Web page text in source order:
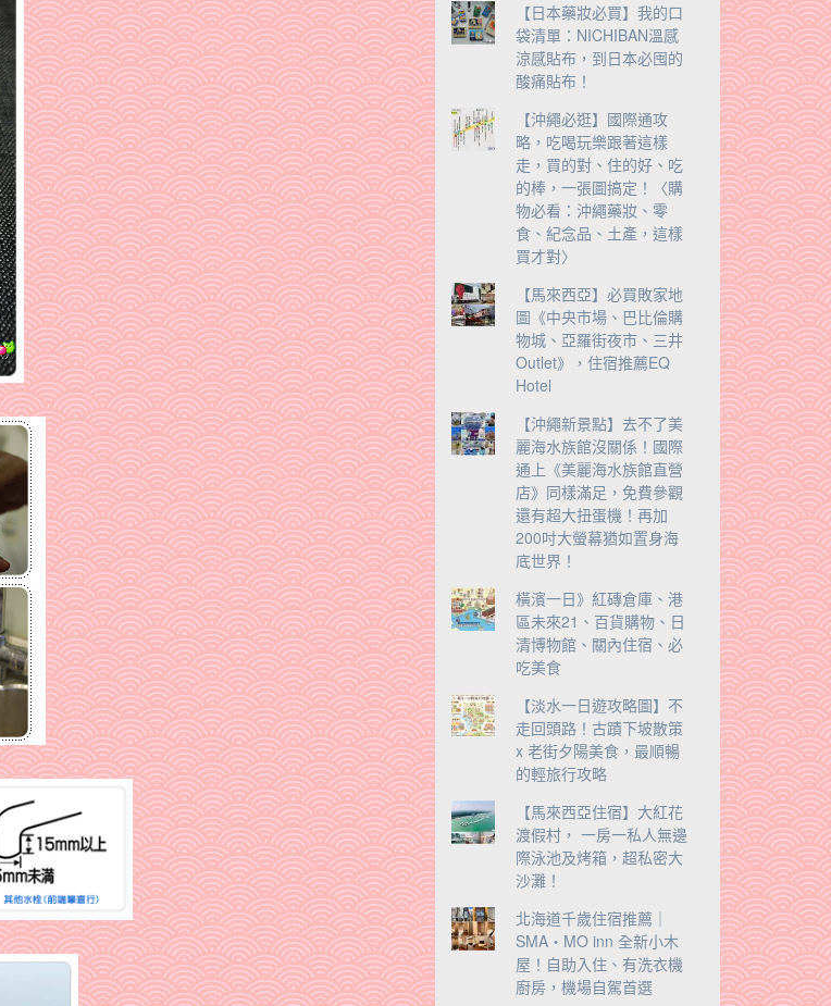
【日本藥妝必買】我的口
袋清單：NICHIBAN溫感
涼感貼布，到日本必囤的
酸痛貼布！
【沖繩必逛】國際通攻
略，吃喝玩樂跟著這樣
走，買的對、住的好、吃
的棒，一張圖搞定！〈購
物必看：沖繩藥妝、零
食、紀念品、土產，這樣
買才對〉
【馬來西亞】必買敗家地
圖《中央市場、巴比倫購
物城、亞羅街夜市、三井
Outlet》，住宿推薦EQ
Hotel
【沖繩新景點】去不了美
麗海水族館沒關係！國際
通上《美麗海水族館直營
店》同樣滿足，免費參觀
還有超大扭蛋機！再加
200吋大螢幕猶如置身海
底世界！
橫濱一日》紅磚倉庫、港
區未來21、百貨購物、日
清博物館、關內住宿、必
吃美食
【淡水一日遊攻略圖】不
走回頭路！古蹟下坡散策
x 老街夕陽美食，最順暢
的輕旅行攻略
【馬來西亞住宿】大紅花
渡假村， 一房一私人無邊
際泳池及烤箱，超私密大
沙灘！
北海道千歲住宿推薦｜
SMA・MO inn 全新小木
屋！自助入住、有洗衣機
廚房，機場自駕首選